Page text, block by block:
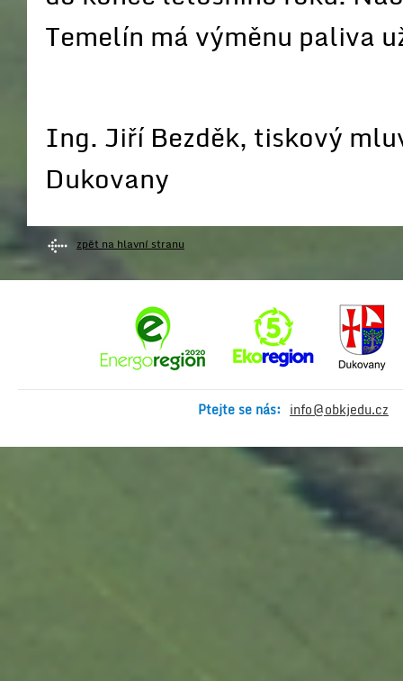
Temelín má výměnu paliva
Ing. Jiří Bezděk, tiskový
Dukovany
zpět na hlavní stranu
Ptejte se nás: info@obkjedu.cz